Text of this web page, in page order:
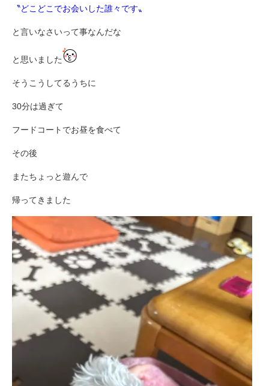
〝どこどこでお会いした誰々です〟
と言いなさいって事なんだな
と思いました
そうこうしてるうちに
30分は過ぎて
フードコートでお昼を食べて
その後
またちょっと遊んで
帰ってきました